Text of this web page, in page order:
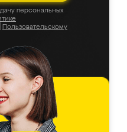
персональных
Пользовательскому